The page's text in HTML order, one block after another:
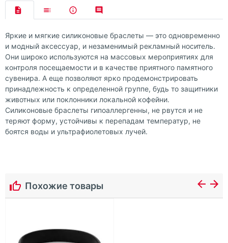
Яркие и мягкие силиконовые браслеты — это одновременно
и модный аксессуар, и незаменимый рекламный носитель.
Они широко используются на массовых мероприятиях для
контроля посещаемости и в качестве приятного памятного
сувенира. А еще позволяют ярко продемонстрировать
принадлежность к определенной группе, будь то защитники
животных или поклонники локальной кофейни.
Силиконовые браслеты гипоаллергенны, не рвутся и не
теряют форму, устойчивы к перепадам температур, не
боятся воды и ультрафиолетовых лучей.
Похожие товары